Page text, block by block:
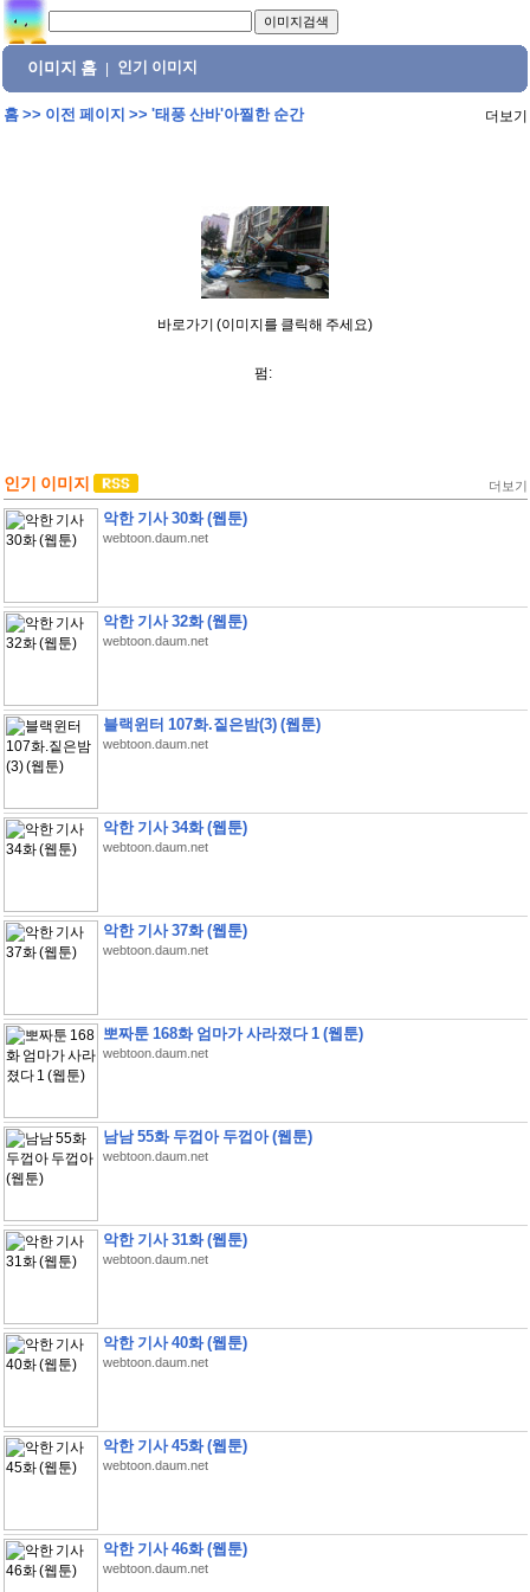
이미지 홈 인기 이미지
홈>> 이전 페이지 >> '태풍 산바'아찔한 순간 더보기
바로가기 (이미지를 클릭해 주세요)
펌:
인기 이미지 더보기
악한 기사 30화 (웹툰)
webtoon.daum.net
악한 기사 32화 (웹툰)
webtoon.daum.net
블랙윈터 107화.짙은밤(3) (웹툰)
webtoon.daum.net
악한 기사 34화 (웹툰)
webtoon.daum.net
악한 기사 37화 (웹툰)
webtoon.daum.net
뽀짜툰 168화 엄마가 사라졌다 1 (웹툰)
webtoon.daum.net
남남 55화 두껍아 두껍아 (웹툰)
webtoon.daum.net
악한 기사 31화 (웹툰)
webtoon.daum.net
악한 기사 40화 (웹툰)
webtoon.daum.net
악한 기사 45화 (웹툰)
webtoon.daum.net
악한 기사 46화 (웹툰)
webtoon.daum.net